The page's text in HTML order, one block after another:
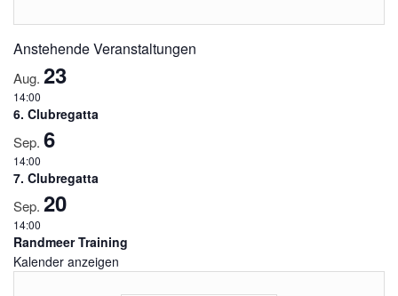
Anstehende Veranstaltungen
Aug. 23
14:00
6. Clubregatta
Sep. 6
14:00
7. Clubregatta
Sep. 20
14:00
Randmeer Training
Kalender anzeigen